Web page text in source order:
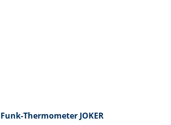
Funk-Thermometer JOKER